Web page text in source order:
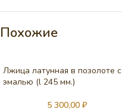
Похожие
Лжица латунная в позолоте с
эмалью (l 245 мм.)
5 300,00 ₽